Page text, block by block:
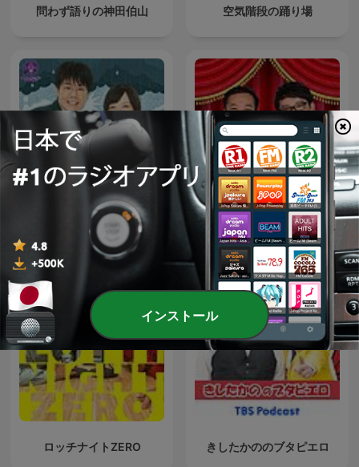
問わず語りの神田伯山 空気階段の踊り場
蛙亭のトノサマラジオ[オー
ルナイトニッポン
PODCAST]
ナイツ ザ・ラジオショー
【最新回のみ】
ロッチナイトZERO きしたかののブタピエロ
インストール